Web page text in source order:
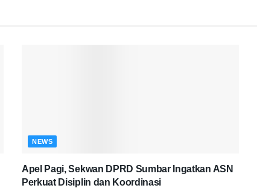
NEWS
Apel Pagi, Sekwan DPRD Sumbar Ingatkan ASN
Perkuat Disiplin dan Koordinasi